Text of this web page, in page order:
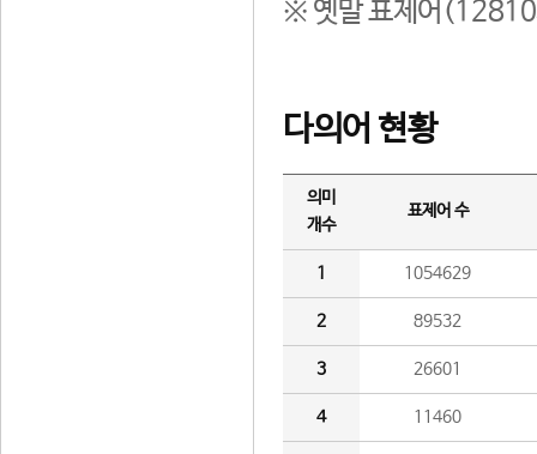
※ 옛말 표제어(12810
다의어 현황
의미
개수
표제어 수
1 1054629
2 89532
3 26601
4 11460